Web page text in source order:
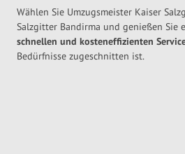
Wählen Sie Umzugsmeister Kaiser
Salzgitter Bandirma und genießen Sie
schnellen und kosteneffizienten
Bedürfnisse zugeschnitten ist.